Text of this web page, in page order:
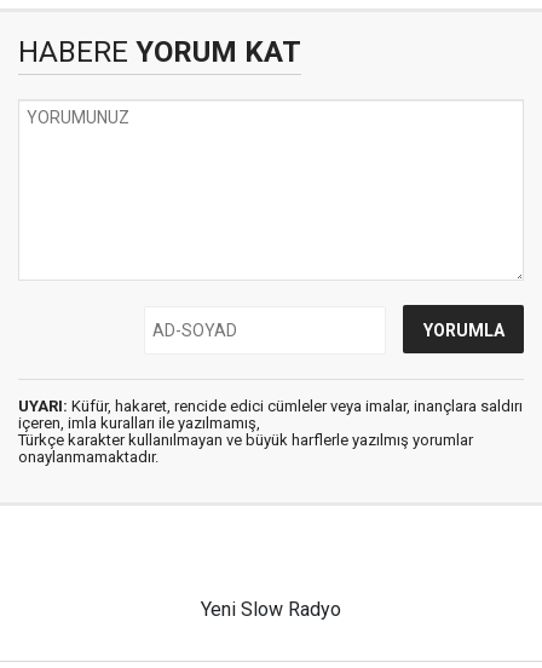
HABERE YORUM KAT
UYARI: Küfür, hakaret, rencide edici cümleler veya imalar, inançlara saldırı
içeren, imla kuralları ile yazılmamış,
Türkçe karakter kullanılmayan ve büyük harflerle yazılmış yorumlar
onaylanmamaktadır.
Yeni Slow Radyo